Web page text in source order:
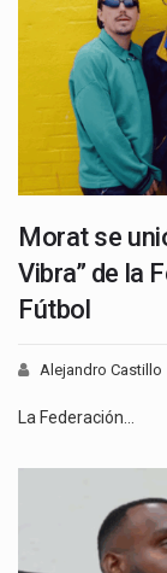
Morat se
Vibra” de la
Fútbol
Alejandro Castillo
La Federación…